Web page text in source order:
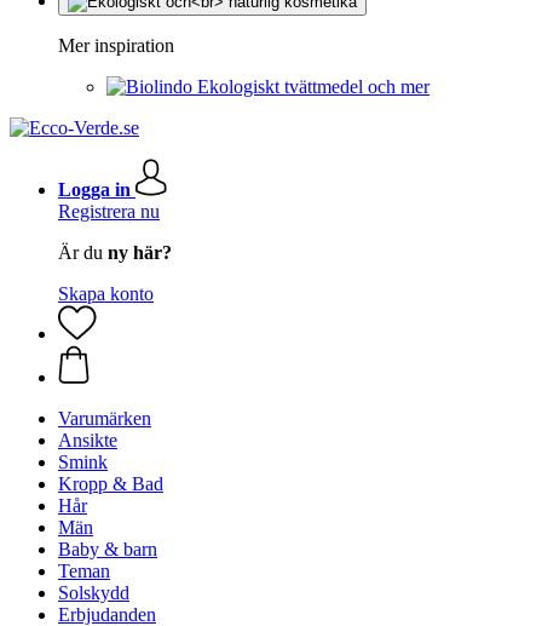
Mer inspiration
Ekologiskt tvättmedel och mer
Logga in
Registrera nu
Är du ny här?
Skapa konto
Varumärken
Ansikte
Smink
Kropp & Bad
Hår
Män
Baby & barn
Teman
Solskydd
Erbjudanden